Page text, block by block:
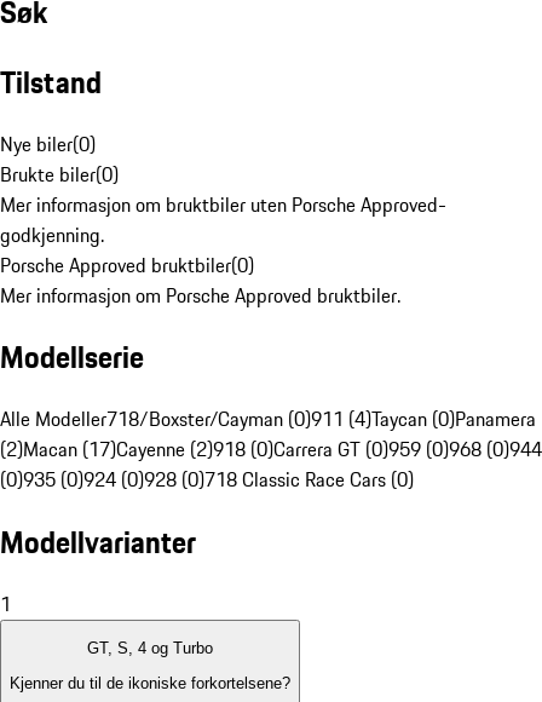
Søk
Tilstand
Nye biler(0)
Brukte biler(0)
Mer informasjon om bruktbiler uten Porsche Approved-
godkjenning.
Porsche Approved bruktbiler(0)
Mer informasjon om Porsche Approved bruktbiler.
Modellserie
Alle Modeller718/Boxster/Cayman (0)911 (4)Taycan (0)Panamera
(2)Macan (17)Cayenne (2)918 (0)Carrera GT (0)959 (0)968 (0)944
(0)935 (0)924 (0)928 (0)718 Classic Race Cars (0)
Modellvarianter
1
GT, S, 4 og Turbo
Kjenner du til de ikoniske forkortelsene?